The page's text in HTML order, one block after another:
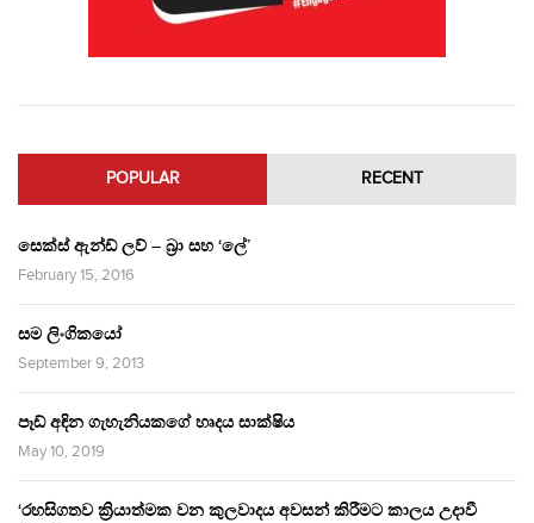
POPULAR RECENT
සෙක්ස් ඇන්ඩ් ලව් – බ්‍රා සහ ‘ලේ’
February 15, 2016
සම ලිංගිකයෝ
September 9, 2013
පෑඩ් අඳින ගැහැනියකගේ හෘදය සාක්ෂිය
May 10, 2019
‘රහසිගතව ක්‍රියාත්මක වන කුලවාදය අවසන් කිරීමට කාලය උදාවී